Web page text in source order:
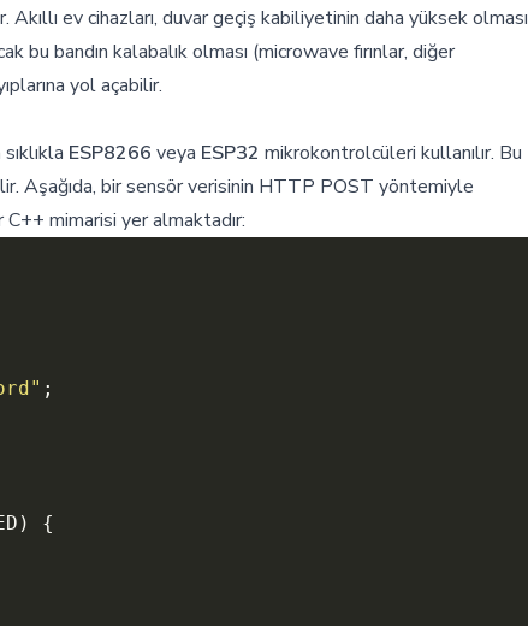
ev cihazları, duvar geçiş kabiliyetinin daha yüksek olması
bu bandın kalabalık olması (microwave fırınlar, diğer
yol açabilir.
ESP8266 veya ESP32 mikrokontrolcüleri kullanılır. Bu
Aşağıda, bir sensör verisinin HTTP POST yöntemiyle
mimarisi yer almaktadır: